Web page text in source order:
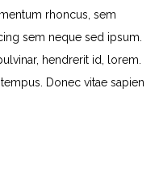
rhoncus, sem
sem neque sed ipsum.
hendrerit id, lorem.
Donec vitae sapien